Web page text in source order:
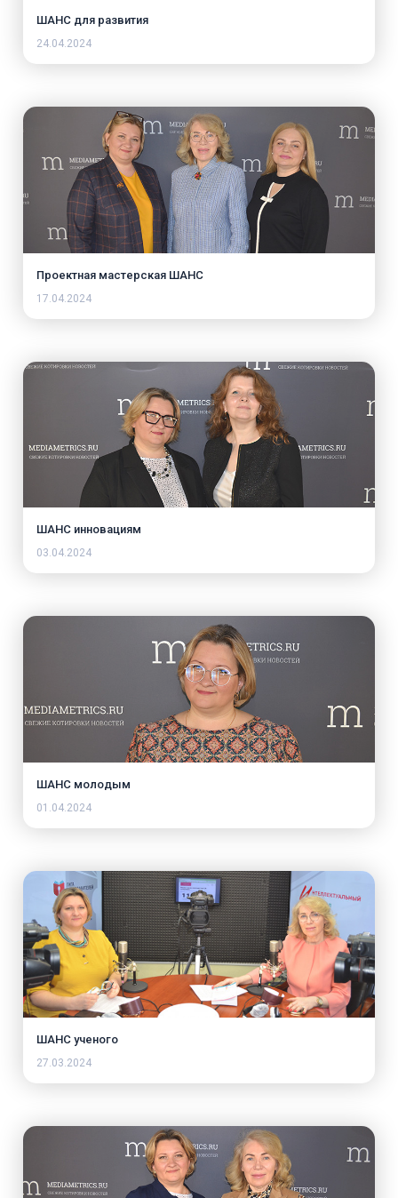
ШАНС для развития
24.04.2024
Проектная мастерская ШАНС
17.04.2024
ШАНС инновациям
03.04.2024
ШАНС молодым
01.04.2024
ШАНС ученого
27.03.2024